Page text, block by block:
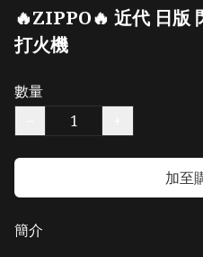
🔥ZIPPO🔥 近代 日版
打火機
數量
加至
簡介